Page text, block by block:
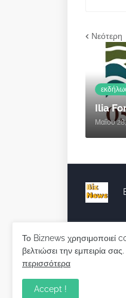
Νεότερη
Ilia
Μαΐου
Απόψεις
Το Biznews χρησιμοποιεί
βελτιώσει την εμπειρία σας.
περισσότερα
Accept !